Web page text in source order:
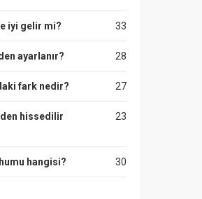
33
iyi gelir mi?
28
ayarlanır?
27
fark nedir?
23
hissedilir
30
hangisi?